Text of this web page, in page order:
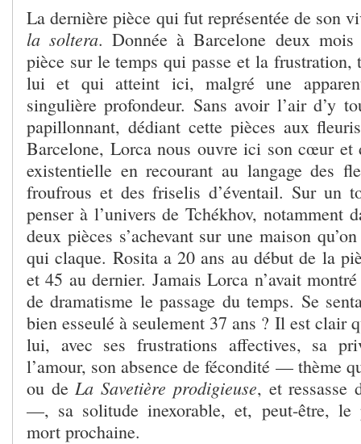
La dernière pièce qui fut représentée de son
la soltera. Donnée à Barcelone deux
pièce sur le temps qui passe et la frustration,
lui et qui atteint ici, malgré une
singulière profondeur. Sans avoir l’air d’y
papillonnant, dédiant cette pièces aux
Barcelone, Lorca nous ouvre ici son cœur et
existentielle en recourant au langage des
froufrous et des friselis d’éventail. Sur un
penser à l’univers de Tchékhov, notamment
deux pièces s’achevant sur une maison
qui claque. Rosita a 20 ans au début de la
et 45 au dernier. Jamais Lorca n’avait
de dramatisme le passage du temps. Se
bien esseulé à seulement 37 ans ? Il est clair
lui, avec ses frustrations affectives, sa
l’amour, son absence de fécondité — thème
ou deLa Savetière prodigieuse, et ressasse
—, sa solitude inexorable, et, peut-être, le
mort prochaine.